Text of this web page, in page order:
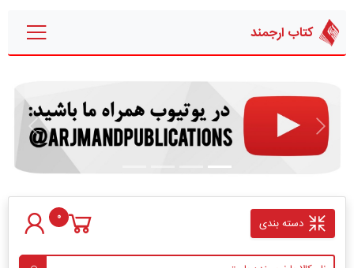
کتاب ارجمند
قبلی بعدی
دسته بندی 0